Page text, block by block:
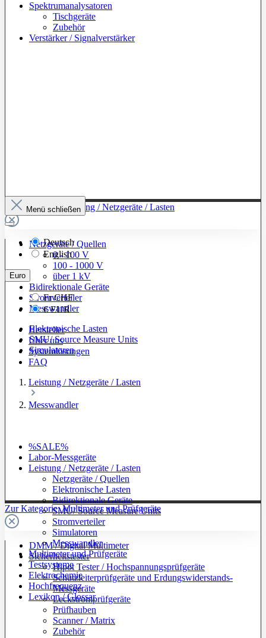
Spektrumanalysatoren
Tischgeräte
Zubehör
Verstärker / Signalverstärker
Zur Kategorie: Leistung / Netzgeräte / Lasten
Netzgeräte / Quellen
0 - 100 V
100 - 1000 V
über 1 kV
Bidirektionale Geräte
Stromverteiler
Messwandler
Elektronische Lasten
SMU/ Source Measure Units
Simulatoren
Zur Kategorie: Multimeter und Prüfgeräte
DMM / Digital Multimeter
Sicherheitstester
Hipot Tester / Hochspannungsprüfgeräte
Schutzleiterprüfgeräte und Erdungswiderstands-
Messgeräte
Leckstromprüfgeräte
Prüfhauben
Scanner / Matrix
Zubehör
Menü schließen
Deutsch
English
Euro
FrCHF
€EUR
Hersteller
Über uns
Systemlösungen
FAQ
Leistung / Netzgeräte / Lasten
Messwandler
%SALE%
Labor-Messgeräte
Leistung / Netzgeräte / Lasten
Netzgeräte / Quellen
Elektronische Lasten
Bidirektionale Geräte
SMU/ Source Measure Units
Stromverteiler
Simulatoren
Messwandler
Multimeter und Prüfgeräte
Testsysteme
Elektrochemie
Hochfrequenz
Lexikon / Glossar